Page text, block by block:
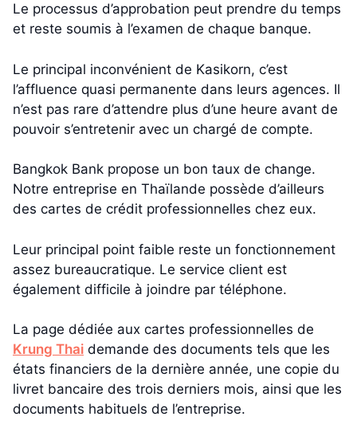
Le processus d’approbation peut prendre du temps
et reste soumis à l’examen de chaque banque.
Le principal inconvénient de Kasikorn, c’est
l’affluence quasi permanente dans leurs agences. Il
n’est pas rare d’attendre plus d’une heure avant de
pouvoir s’entretenir avec un chargé de compte.
Bangkok Bank propose un bon taux de change.
Notre entreprise en Thaïlande possède d’ailleurs
des cartes de crédit professionnelles chez eux.
Leur principal point faible reste un fonctionnement
assez bureaucratique. Le service client est
également difficile à joindre par téléphone.
La page dédiée aux cartes professionnelles de
Krung Thai demande des documents tels que les
états financiers de la dernière année, une copie du
livret bancaire des trois derniers mois, ainsi que les
documents habituels de l’entreprise.